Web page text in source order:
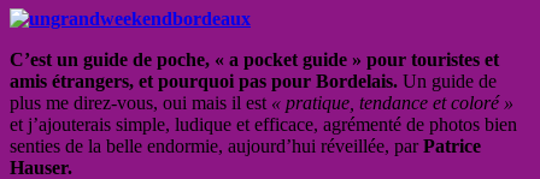
C’est un guide de poche, « a pocket guide » pour touristes et
amis étrangers, et pourquoi pas pour Bordelais. Un guide de
plus me direz-vous, oui mais il est « pratique, tendance et coloré »
et j’ajouterais simple, ludique et efficace, agrémenté de photos bien
senties de la belle endormie, aujourd’hui réveillée, parPatrice
Hauser.